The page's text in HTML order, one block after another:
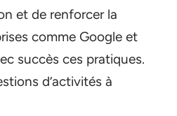
et de renforcer la
comme Google et
succès ces pratiques.
d’activités à